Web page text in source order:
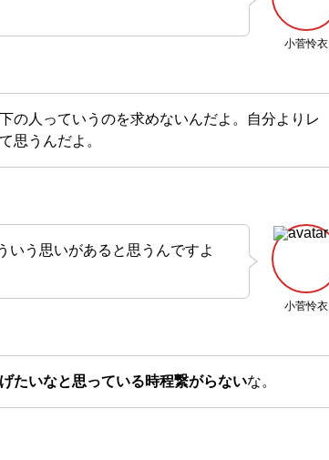
小菅怜衣
の人っていうのを求めないんだよ。自分よりレ
思うんだよ。
小菅怜衣
いう思いがあると思うんですよ
たいなと思っている時程繋がらないな。